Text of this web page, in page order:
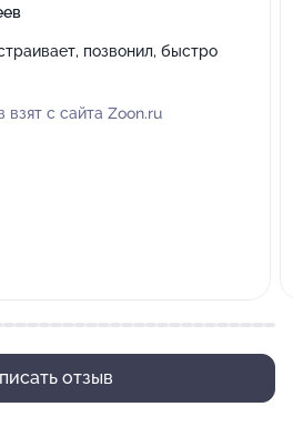
позвонил, быстро
взят с сайта Zoon.ru
отзыв